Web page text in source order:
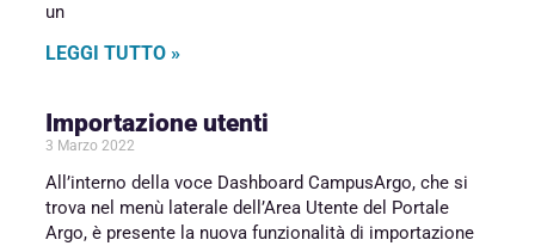
un
LEGGI TUTTO »
Importazione utenti
3 Marzo 2022
All’interno della voce Dashboard CampusArgo, che si
trova nel menù laterale dell’Area Utente del Portale
Argo, è presente la nuova funzionalità di importazione